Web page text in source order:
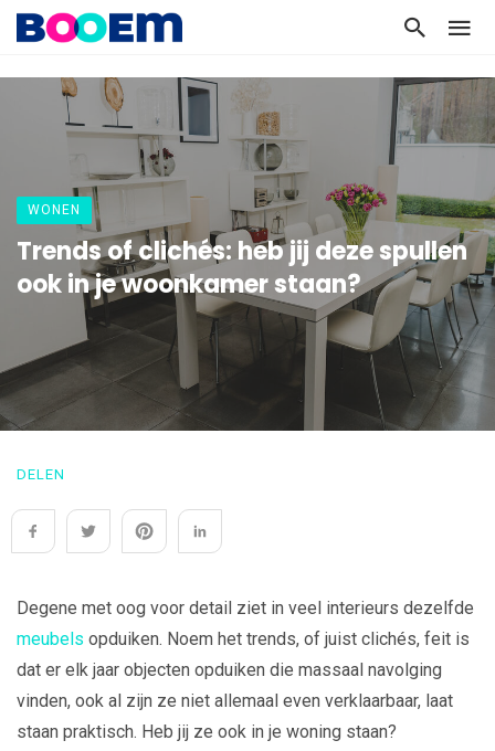
WONEN
Trends of clichés: heb jij deze spullen
ook in je woonkamer staan?
DELEN
Degene met oog voor detail ziet in veel interieurs dezelfde
meubels opduiken. Noem het trends, of juist clichés, feit is
dat er elk jaar objecten opduiken die massaal navolging
vinden, ook al zijn ze niet allemaal even verklaarbaar, laat
staan praktisch. Heb jij ze ook in je woning staan?